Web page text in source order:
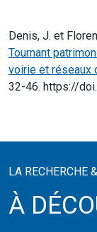
Denis, J. et
Tournant
voirie et réseaux
32-46. https://
LA RECHERCHE
À